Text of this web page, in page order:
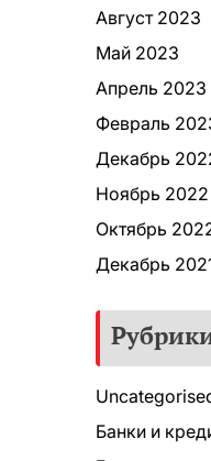
Август 2023
Май 2023
Апрель 2023
Февраль
Декабрь
Ноябрь 2022
Октябрь
Декабрь
Банки и